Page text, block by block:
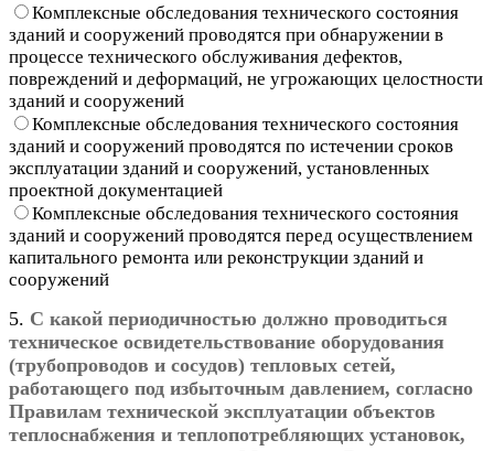
Комплексные обследования технического состояния
зданий и сооружений проводятся при обнаружении в
процессе технического обслуживания дефектов,
повреждений и деформаций, не угрожающих целостности
зданий и сооружений
Комплексные обследования технического состояния
зданий и сооружений проводятся по истечении сроков
эксплуатации зданий и сооружений, установленных
проектной документацией
Комплексные обследования технического состояния
зданий и сооружений проводятся перед осуществлением
капитального ремонта или реконструкции зданий и
сооружений
5. С какой периодичностью должно проводиться
техническое освидетельствование оборудования
(трубопроводов и сосудов) тепловых сетей,
работающего под избыточным давлением, согласно
Правилам технической эксплуатации объектов
теплоснабжения и теплопотребляющих установок,